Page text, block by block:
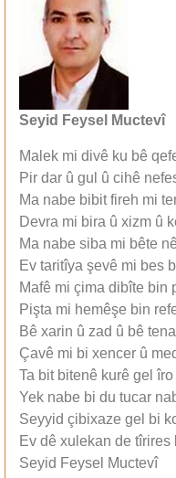
Seyid Feysel Muctevî
Malek mi divê ku bê
Pir dar û gul û cihê
Ma nabe bibit fireh mi
Devra mi bira û xizm û
Ma nabe siba mi bête
Ev taritîya şevê mi bes
Mafê mi çima dibîte bin
Pişta mi hemêşe bin
Bê xarin û zad û bê
Çavê mi bi xencer û
Ta bit bitenê kurê gel îro
Yek nabe bi du tucar
Seyyid çibixaze gel bi
Ev dê xulekan de tîrires
Seyid Feysel Muctevî